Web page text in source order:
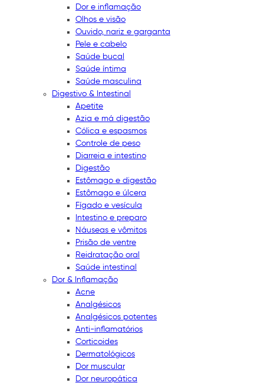
Dor e inflamação
Olhos e visão
Ouvido, nariz e garganta
Pele e cabelo
Saúde bucal
Saúde íntima
Saúde masculina
Digestivo & Intestinal
Apetite
Azia e má digestão
Cólica e espasmos
Controle de peso
Diarreia e intestino
Digestão
Estômago e digestão
Estômago e úlcera
Fígado e vesícula
Intestino e preparo
Náuseas e vômitos
Prisão de ventre
Reidratação oral
Saúde intestinal
Dor & Inflamação
Acne
Analgésicos
Analgésicos potentes
Anti-inflamatórios
Corticoides
Dermatológicos
Dor muscular
Dor neuropática